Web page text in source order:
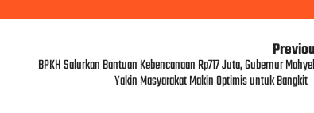
BPKH Salurkan Bantuan Kebencanaan Rp717 Juta, Gubernur
Yakin Masyarakat Makin Optimis untuk Bangkit